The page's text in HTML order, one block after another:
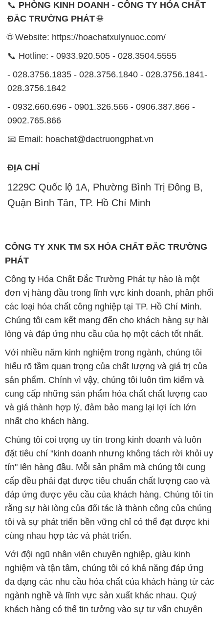
- 028.3756.1835 - 028.3756.1840 - 028.3756.1841-
0902.765.866
📧 Email: hoachat@dactruongphat.vn
ĐỊA CHỈ
1229C Quốc lộ 1A, Phường Bình Trị Đông B,
Quận Bình Tân, TP. Hồ Chí Minh
CÔNG TY XNK TM SX HÓA CHẤT ĐẮC TRƯỜNG
PHÁT
các loại hóa chất công nghiệp tại TP. Hồ Chí Minh.
Chúng tôi cam kết mang đến cho khách hàng sự hài
lòng và đáp ứng nhu cầu của họ một cách tốt nhất.
Với nhiều năm kinh nghiệm trong ngành, chúng tôi
hiểu rõ tầm quan trọng của chất lượng và giá trị của
sản phẩm. Chính vì vậy, chúng tôi luôn tìm kiếm và
cung cấp những sản phẩm hóa chất chất lượng cao
và giá thành hợp lý, đảm bảo mang lại lợi ích lớn
nhất cho khách hàng.
Chúng tôi coi trọng uy tín trong kinh doanh và luôn
đặt tiêu chí "kinh doanh nhưng không tách rời khỏi uy
tín" lên hàng đầu. Mỗi sản phẩm mà chúng tôi cung
cấp đều phải đạt được tiêu chuẩn chất lượng cao và
đáp ứng được yêu cầu của khách hàng. Chúng tôi tin
rằng sự hài lòng của đối tác là thành công của chúng
tôi và sự phát triển bền vững chỉ có thể đạt được khi
cùng nhau hợp tác và phát triển.
Với đội ngũ nhân viên chuyên nghiệp, giàu kinh
nghiệm và tận tâm, chúng tôi có khả năng đáp ứng
đa dạng các nhu cầu hóa chất của khách hàng từ các
ngành nghề và lĩnh vực sản xuất khác nhau. Quý
khách hàng có thể tin tưởng vào sự tư vấn chuyên
nghiệp và những giải pháp tối ưu mà chúng tôi cung
cấp.
Chúng tôi cam kết cung cấp những sản phẩm hóa
chất đảm bảo chất lượng và giá thành tốt nhất trên